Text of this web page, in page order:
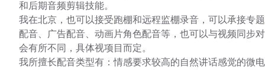
和后期音频剪辑技能。
我在北京，也可以接受跑棚和远程监棚录音，可以承接专
配音、广告配音、动画片角色配音等，也可以与视频同步
会有所不同，具体视项目而定。
我所擅长配音类型有：情感要求较高的自然讲话感觉的微